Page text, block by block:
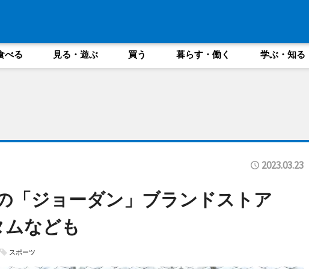
べる 見る・遊ぶ 買う 暮らす・働く 学ぶ・知る
2023.03.23
「ジョーダン」ブランドストア
なども
スポーツ